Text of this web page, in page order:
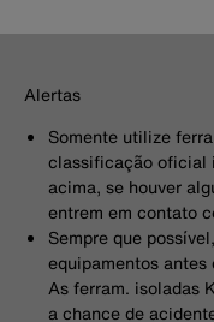
Alertas
Somente utilize
classificação oficial
acima, se houver
entrem em contato
Sempre que
equipamentos antes
As ferram. isoladas
a chance de